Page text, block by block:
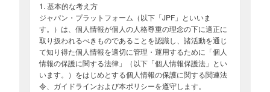
布（2025年4月28日更新）
1. 基本的な考え方
ジャパン・プラットフォーム（以下「JPF」といいま
す。）は、個人情報が個人の人格尊重の理念の下に適正に
取り扱われるべきものであることを認識し、諸活動を通じ
て知り得た個人情報を適切に管理・運用するために「個人
情報の保護に関する法律」（以下「個人情報保護法」とい
います。）をはじめとする個人情報の保護に関する関連法
令、ガイドラインおよび本ポリシーを遵守します。